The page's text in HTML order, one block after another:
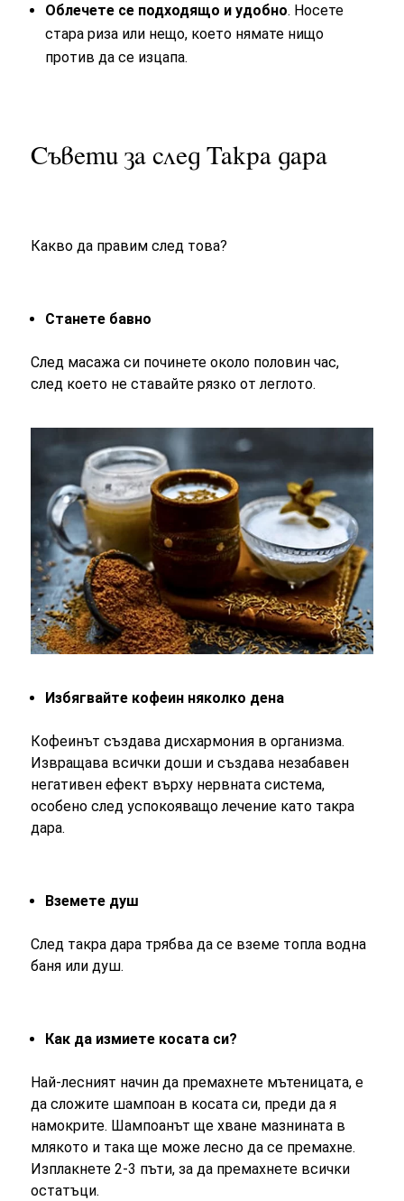
Облечете се подходящо и удобно. Носете
стара риза или нещо, което нямате нищо
против да се изцапа.
Съвети за след Такра дара
Какво да правим след това?
Станете бавно
След масажа си починете около половин час,
след което не ставайте рязко от леглото.
Избягвайте кофеин няколко дена
Кофеинът създава дисхармония в организма.
Извращава всички доши и създава незабавен
негативен ефект върху нервната система,
особено след успокояващо лечение като такра
дара.
Вземете душ
След такра дара трябва да се вземе топла водна
баня или душ.
Как да измиете косата си?
Най-лесният начин да премахнете мътеницата, е
да сложите шампоан в косата си, преди да я
намокрите. Шампоанът ще хване мазнината в
млякото и така ще може лесно да се премахне.
Изплакнете 2-3 пъти, за да премахнете всички
остатъци.